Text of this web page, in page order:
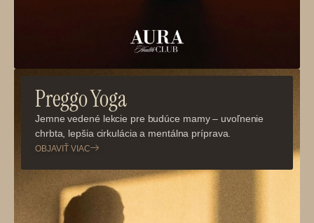
Preggo Yoga
Jemne vedené lekcie pre budúce mamy – uvoľnenie
chrbta, lepšia cirkulácia a mentálna príprava.
OBJAVIŤ VIAC